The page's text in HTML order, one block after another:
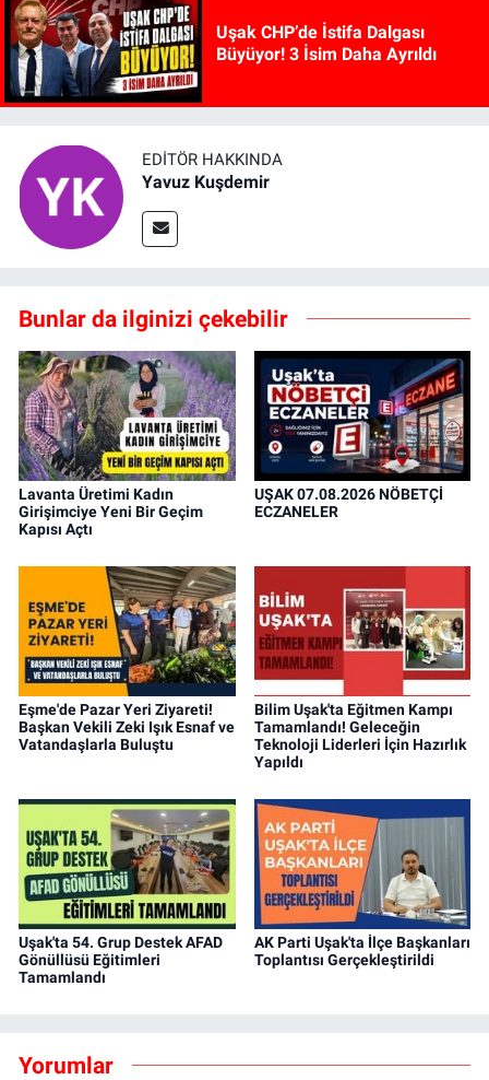
Uşak CHP’de İstifa Dalgası
Büyüyor! 3 İsim Daha Ayrıldı
EDITÖR HAKKINDA
Yavuz Kuşdemir
Bunlar da ilginizi çekebilir
Lavanta Üretimi Kadın
Girişimciye Yeni Bir Geçim
Kapısı Açtı
UŞAK 07.08.2026 NÖBETÇİ
ECZANELER
Eşme'de Pazar Yeri Ziyareti!
Başkan Vekili Zeki Işık Esnaf ve
Vatandaşlarla Buluştu
Bilim Uşak'ta Eğitmen Kampı
Tamamlandı! Geleceğin
Teknoloji Liderleri İçin Hazırlık
Yapıldı
Uşak'ta 54. Grup Destek AFAD
Gönüllüsü Eğitimleri
Tamamlandı
AK Parti Uşak'ta İlçe Başkanları
Toplantısı Gerçekleştirildi
Yorumlar